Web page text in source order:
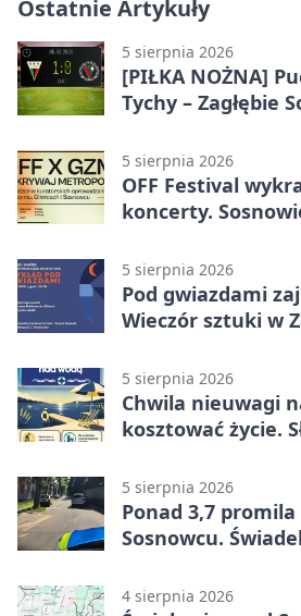
Ostatnie Artykuły
5 sierpnia 2026
[PIŁKA NOŻNA]
Tychy – Zagłębie
przed przerwą
5 sierpnia 2026
OFF Festival
koncerty.
5 sierpnia 2026
Pod gwiazdami
Wieczór sztuki w
5 sierpnia 2026
Chwila nieuwagi
kosztować życie.
5 sierpnia 2026
Ponad 3,7
Sosnowcu.
4 sierpnia 2026